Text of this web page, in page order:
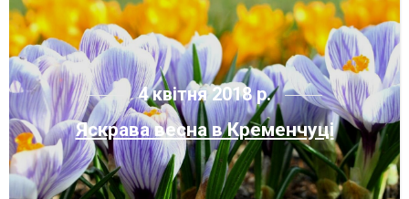
4 квітня 2018 р.
Яскрава весна в Кременчуці